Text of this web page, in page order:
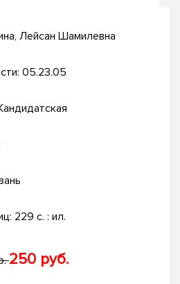
Лейсан Шамилевна
05.23.05
229 с. : ил.
250 руб.